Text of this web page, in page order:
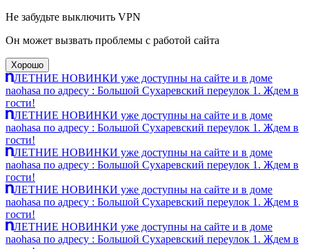
Не забудьте выключить VPN
Он может вызвать проблемы с работой сайта
Хорошо
ЛЕТНИЕ НОВИНКИ уже доступны на сайте и в доме
naohasa по адресу : Большой Сухаревский переулок 1. Ждем в
гости!
ЛЕТНИЕ НОВИНКИ уже доступны на сайте и в доме
naohasa по адресу : Большой Сухаревский переулок 1. Ждем в
гости!
ЛЕТНИЕ НОВИНКИ уже доступны на сайте и в доме
naohasa по адресу : Большой Сухаревский переулок 1. Ждем в
гости!
ЛЕТНИЕ НОВИНКИ уже доступны на сайте и в доме
naohasa по адресу : Большой Сухаревский переулок 1. Ждем в
гости!
ЛЕТНИЕ НОВИНКИ уже доступны на сайте и в доме
naohasa по адресу : Большой Сухаревский переулок 1. Ждем в